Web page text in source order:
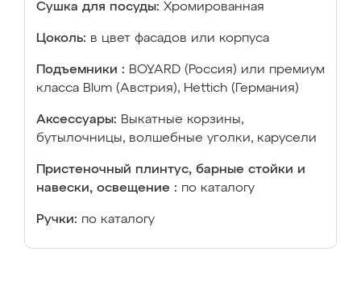
Сушка для посуды: Хромированная
Цоколь: в цвет фасадов или корпуса
Подъемники : BOYARD (Россия) или премиум
класса Blum (Австрия), Hettich (Германия)
Аксессуары: Выкатные корзины,
бутылочницы, волшебные уголки, карусели
Пристеночный плинтус, барные стойки и
навески, освещение : по каталогу
Ручки: по каталогу